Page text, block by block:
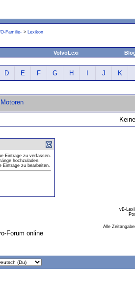
Familie- > Lexikon
VolvoLexi
D E F G H J K
Einträge zu verfassen.
hochzuladen.
Einträge zu bearbeiten.
vB-
Alle
Forum online